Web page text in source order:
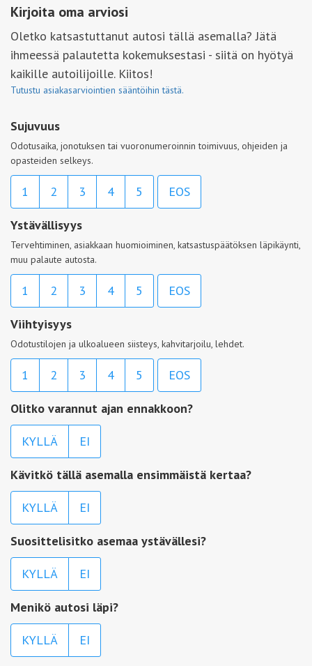
Kirjoita oma arviosi
Oletko katsastuttanut autosi tällä asemalla? Jätä
ihmeessä palautetta kokemuksestasi - siitä on hyötyä
kaikille autoilijoille. Kiitos!
Tutustu asiakasarviointien sääntöihin tästä.
Sujuvuus
Odotusaika, jonotuksen tai vuoronumeroinnin toimivuus, ohjeiden ja
opasteiden selkeys.
1 2 3 4 5 EOS
Ystävällisyys
Tervehtiminen, asiakkaan huomioiminen, katsastuspäätöksen läpikäynti,
muu palaute autosta.
1 2 3 4 5 EOS
Viihtyisyys
Odotustilojen ja ulkoalueen siisteys, kahvitarjoilu, lehdet.
1 2 3 4 5 EOS
Olitko varannut ajan ennakkoon?
KYLLÄ EI
Kävitkö tällä asemalla ensimmäistä kertaa?
KYLLÄ EI
Suosittelisitko asemaa ystävällesi?
KYLLÄ EI
Menikö autosi läpi?
KYLLÄ EI